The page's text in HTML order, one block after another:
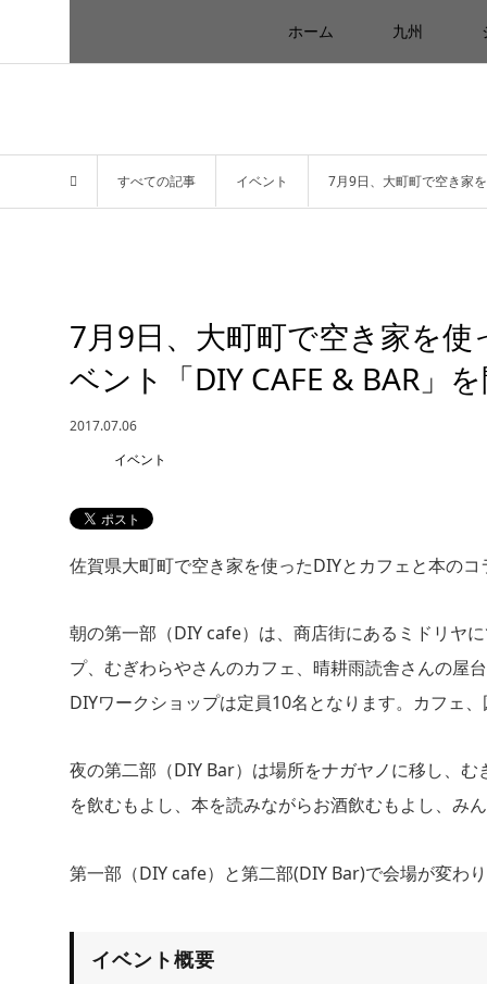
ホーム 九州
すべての記事 イベント 7月9日、大町町で空き家
7月9日、大町町で空き家を
ベント「DIY CAFE & BAR」
2017.07.06
イベント
佐賀県大町町で空き家を使ったDIYとカフェと本の
朝の第一部（DIY cafe）は、商店街にあるミドリヤ
プ、むぎわらやさんのカフェ、晴耕雨読舎さんの屋
DIYワークショップは定員10名となります。カフェ
夜の第二部（DIY Bar）は場所をナガヤノに移し、
を飲むもよし、本を読みながらお酒飲むもよし、み
第一部（DIY cafe）と第二部(DIY Bar)で会場が変わ
イベント概要